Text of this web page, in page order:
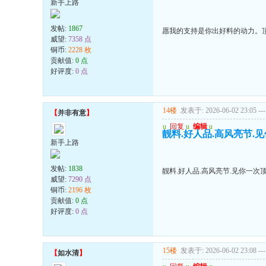
新手上路
发帖: 1867
威望: 7358 点
铜币: 2228 枚
贡献值: 0 点
好评度: 0 点
愿我的支持是你出好料的动力
【并非有意】
新手上路
发帖: 1838
威望: 7290 点
铜币: 2196 枚
贡献值: 0 点
好评度: 0 点
14楼 发表于: 2026-06-02 23:05 ---
u 回复 u 编辑 u
靓料.好人品.高风亮节.
靓料.好人品.高风亮节.见你一次
【如水清】 15楼 发表于: 2026-06-02 23:08 ---